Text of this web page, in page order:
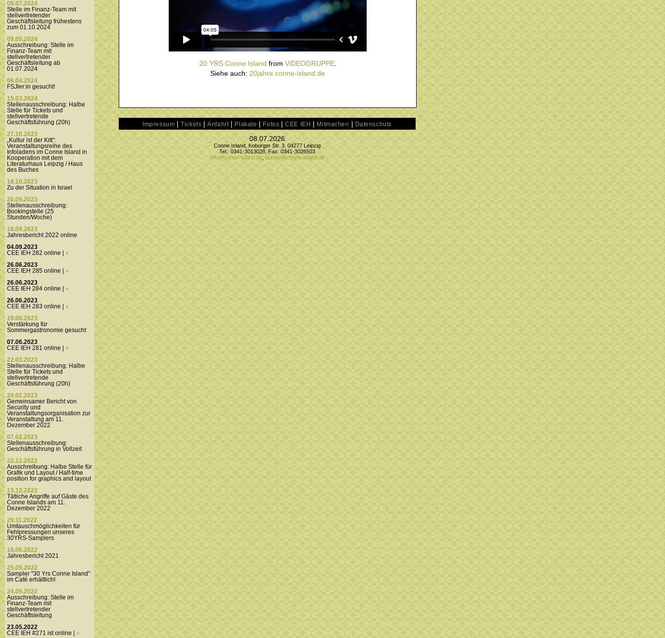
08.07.2024
Stelle im Finanz-Team mit
stellvertretender
Geschäftsleitung frühestens
zum 01.10.2024
09.05.2024
Ausschreibung: Stelle im
Finanz-Team mit
stellvertretender
Geschäftsleitung ab
01.07.2024
06.04.2024
FSJler:in gesucht!
15.03.2024
Stellenausschreibung: Halbe
Stelle für Tickets und
stellvertretende
Geschäftsführung (20h)
27.10.2023
„Kultur ist der Kitt“:
Veranstaltungsreihe des
Infoladens im Conne Island in
Kooperation mit dem
Literaturhaus Leipzig / Haus
des Buches
18.10.2023
Zu der Situation in Israel
20.09.2023
Stellenausschreibung:
Bookingstelle (25
Stunden/Woche)
18.09.2023
Jahresbericht 2022 online
04.09.2023
CEE IEH 282 online | »
26.06.2023
CEE IEH 285 online | »
26.06.2023
CEE IEH 284 online | »
26.06.2023
CEE IEH 283 online | »
19.06.2023
Verstärkung für
Sommergastronomie gesucht
07.06.2023
CEE IEH 281 online | »
22.03.2023
Stellenausschreibung: Halbe
Stelle für Tickets und
stellvertretende
Geschäftsführung (20h)
20.02.2023
Gemeinsamer Bericht von
Security und
Veranstaltungsorganisation zur
Veranstaltung am 11.
Dezember 2022
07.02.2023
Stellenausschreibung:
Geschäftsführung in Vollzeit
22.12.2022
Ausschreibung: Halbe Stelle für
Grafik und Layout / Half-time
position for graphics and layout
13.12.2022
Tätliche Angriffe auf Gäste des
Conne Islands am 11.
Dezember 2022
29.11.2022
Umtauschmöglichkeiten für
Fehlpressungen unseres
30YRS-Samplers
16.06.2022
Jahresbericht 2021
25.05.2022
Sampler "30 Yrs Conne Island"
im Café erhältlich!
24.05.2022
Ausschreibung: Stelle im
Finanz-Team mit
stellvertretender
Geschäftsleitung
23.05.2022
CEE IEH #271 ist online | »
20 YRS Conne Island from ViDEOGRUPPE.
Siehe auch: 20jahre.conne-island.de
Impressum |Tickets |Anfahrt | Plakate | Fotos |CEE IEH | Mitmachen | Datenschutz
08.07.2026
Conne Island, Koburger Str. 3, 04277 Leipzig
Tel.: 0341-3013028, Fax: 0341-3026503
info@conne-island.de,tickets@conne-island.de